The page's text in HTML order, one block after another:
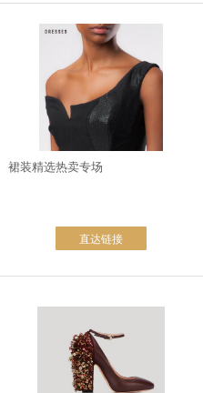
裙装精选热卖专场
直达链接